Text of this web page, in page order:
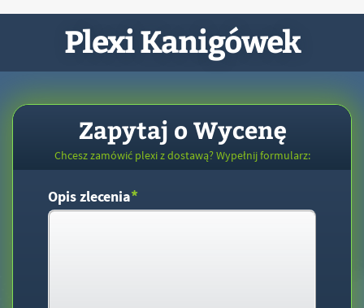
Plexi Kanigówek
Zapytaj o Wycenę
Chcesz zamówić plexi z dostawą? Wypełnij formularz:
Opis zlecenia*